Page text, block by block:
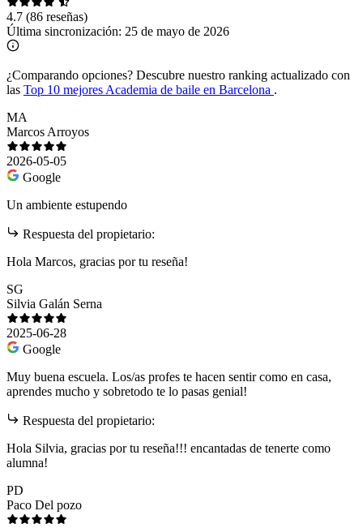
4.7 (86 reseñas)
Última sincronización: 25 de mayo de 2026
¿Comparando opciones? Descubre nuestro ranking actualizado con
las Top 10 mejores Academia de baile en Barcelona .
MA
Marcos Arroyos
2026-05-05
Google
Un ambiente estupendo
Respuesta del propietario:
Hola Marcos, gracias por tu reseña!
SG
Silvia Galán Serna
2025-06-28
Google
Muy buena escuela. Los/as profes te hacen sentir como en casa,
aprendes mucho y sobretodo te lo pasas genial!
Respuesta del propietario:
Hola Silvia, gracias por tu reseña!!! encantadas de tenerte como
alumna!
PD
Paco Del pozo